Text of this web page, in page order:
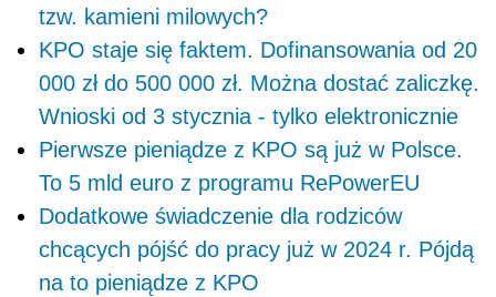
tzw. kamieni milowych?
KPO staje się faktem. Dofinansowania od 20
000 zł do 500 000 zł. Można dostać zaliczkę.
Wnioski od 3 stycznia - tylko elektronicznie
Pierwsze pieniądze z KPO są już w Polsce.
To 5 mld euro z programu RePowerEU
Dodatkowe świadczenie dla rodziców
chcących pójść do pracy już w 2024 r. Pójdą
na to pieniądze z KPO